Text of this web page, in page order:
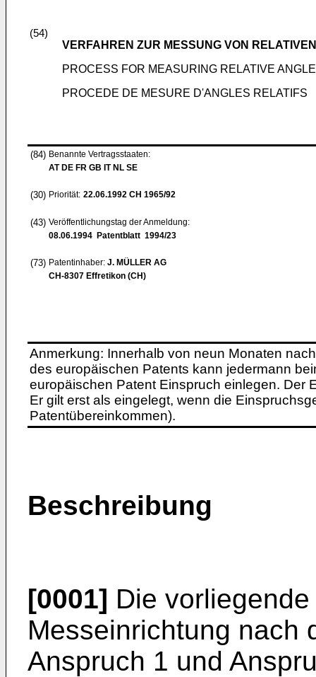
(54)
VERFAHREN ZUR MESSUNG VON
PROCESS FOR MEASURING RELATIVE
PROCEDE DE MESURE D'ANGLES RELATIFS
(84) Benannte Vertragsstaaten:
AT DE FR GB IT NL SE
(30) Priorität: 22.06.1992 CH 1965/92
(43) Veröffentlichungstag der Anmeldung:
08.06.1994 Patentblatt 1994/23
(73) Patentinhaber: J. MÜLLER AG
CH-8307 Effretikon (CH)
Anmerkung: Innerhalb von neun Monaten
des europäischen Patents kann jedermann
europäischen Patent Einspruch einlegen. Der
Er gilt erst als eingelegt, wenn die
Patentübereinkommen).
Beschreibung
[0001] Die
Messeinrichtung nach
Anspruch 1 und